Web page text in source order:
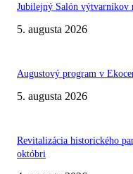
Jubilejný Salón výtvarníkov
5. augusta 2026
Augustový program v
5. augusta 2026
Revitalizácia historického
októbri